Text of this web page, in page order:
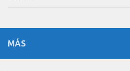
MÁS